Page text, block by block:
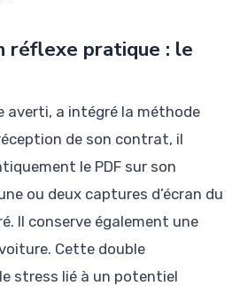
réflexe pratique : le
averti, a intégré la méthode
de son contrat, il
le PDF sur son
ou deux captures d’écran du
Il conserve également une
Cette double
stress lié à un potentiel